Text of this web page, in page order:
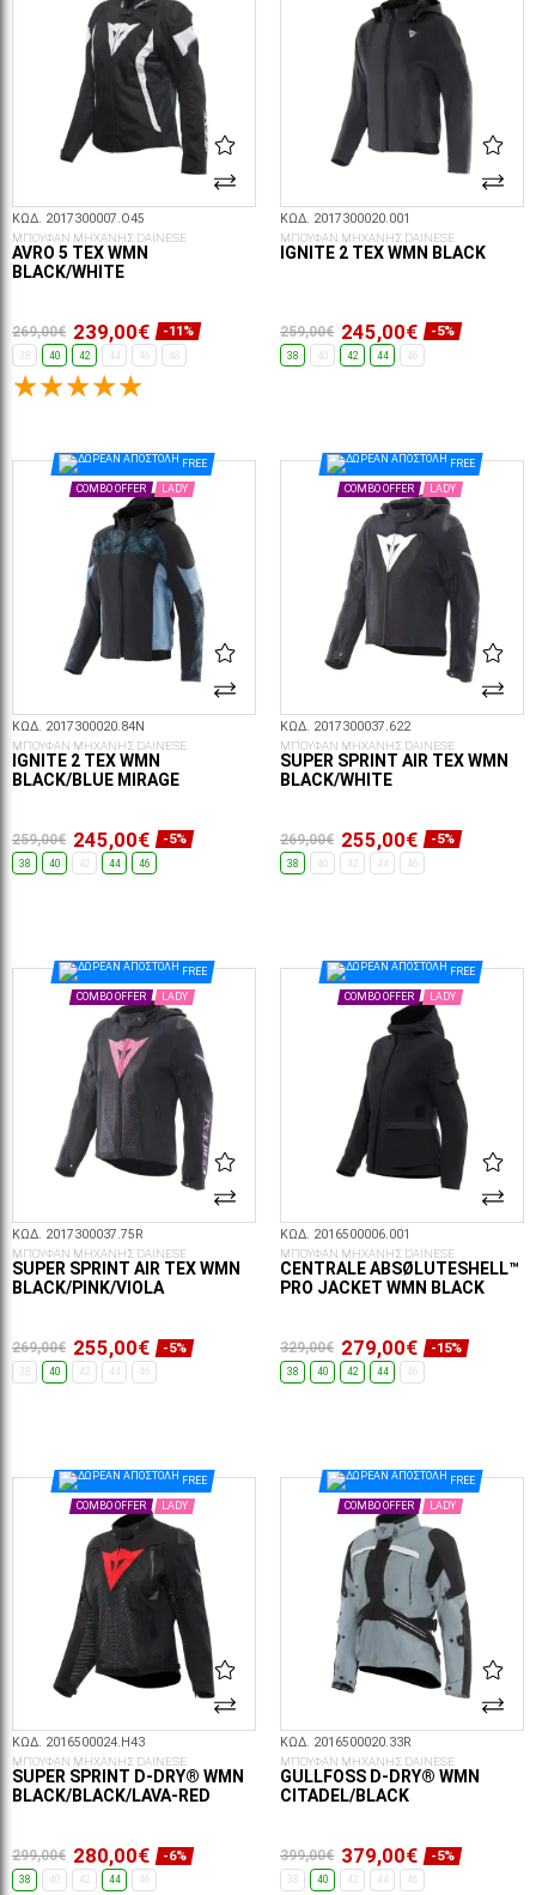
ΚΩΔ. 2017300007.O45
ΜΠΟΥΦΑΝ ΜΗΧΑΝΗΣ DAINESE
AVRO 5 TEX WMN
BLACK/WHITE
269,00€ 239,00€ -11%
38 40 42 44 46 48
ΚΩΔ. 2017300020.001
ΜΠΟΥΦΑΝ ΜΗΧΑΝΗΣ DAINESE
IGNITE 2 TEX WMN BLACK
259,00€ 245,00€ -5%
38 40 42 44 46
FREE
COMBO OFFER LADY
ΚΩΔ. 2017300020.84N
ΜΠΟΥΦΑΝ ΜΗΧΑΝΗΣ DAINESE
IGNITE 2 TEX WMN
BLACK/BLUE MIRAGE
259,00€ 245,00€ -5%
38 40 42 44 46
FREE
COMBO OFFER LADY
ΚΩΔ. 2017300037.622
ΜΠΟΥΦΑΝ ΜΗΧΑΝΗΣ DAINESE
SUPER SPRINT AIR TEX WMN
BLACK/WHITE
269,00€ 255,00€ -5%
38 40 42 44 46
FREE
COMBO OFFER LADY
ΚΩΔ. 2017300037.75R
ΜΠΟΥΦΑΝ ΜΗΧΑΝΗΣ DAINESE
SUPER SPRINT AIR TEX WMN
BLACK/PINK/VIOLA
269,00€ 255,00€ -5%
38 40 42 44 46
FREE
COMBO OFFER LADY
ΚΩΔ. 2016500006.001
ΜΠΟΥΦΑΝ ΜΗΧΑΝΗΣ DAINESE
CENTRALE ABSØLUTESHELL™
PRO JACKET WMN BLACK
329,00€ 279,00€ -15%
38 40 42 44 46
FREE
COMBO OFFER LADY
ΚΩΔ. 2016500024.H43
ΜΠΟΥΦΑΝ ΜΗΧΑΝΗΣ DAINESE
SUPER SPRINT D-DRY® WMN
BLACK/BLACK/LAVA-RED
299,00€ 280,00€ -6%
38 40 42 44 46
FREE
COMBO OFFER LADY
ΚΩΔ. 2016500020.33R
ΜΠΟΥΦΑΝ ΜΗΧΑΝΗΣ DAINESE
GULLFOSS D-DRY® WMN
CITADEL/BLACK
399,00€ 379,00€ -5%
38 40 42 44 46